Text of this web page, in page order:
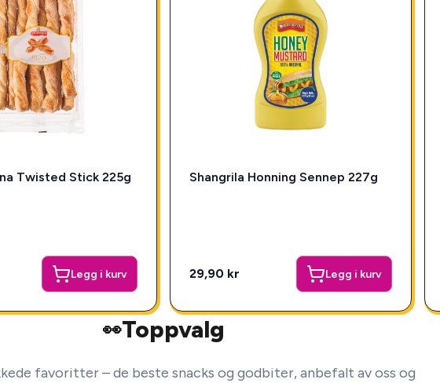
Twisted Stick 225g
Legg i kurv
Shangrila Honning Sennep 227g
29,90 kr Legg i kurv
👀Toppvalg
favoritter – de beste snacks og godbiter, anbefalt av oss og